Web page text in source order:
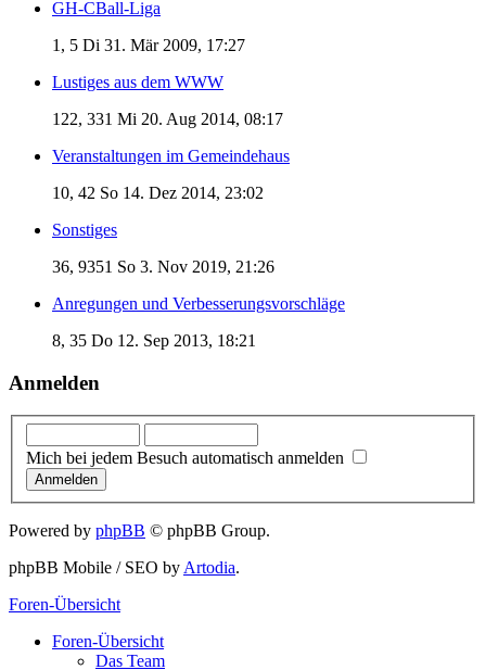
GH-CBall-Liga
1, 5 Di 31. Mär 2009, 17:27
Lustiges aus dem WWW
122, 331 Mi 20. Aug 2014, 08:17
Veranstaltungen im Gemeindehaus
10, 42 So 14. Dez 2014, 23:02
Sonstiges
36, 9351 So 3. Nov 2019, 21:26
Anregungen und Verbesserungsvorschläge
8, 35 Do 12. Sep 2013, 18:21
Anmelden
Mich bei jedem Besuch automatisch anmelden
Powered by phpBB © phpBB Group.
phpBB Mobile / SEO by Artodia.
Foren-Übersicht
Foren-Übersicht
Das Team